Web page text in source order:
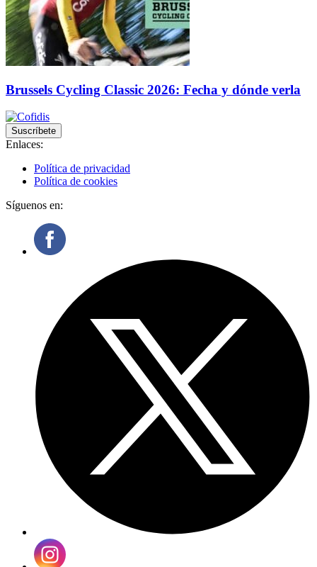
Brussels Cycling Classic 2026: Fecha y dónde verla
Suscríbete
Enlaces:
Política de privacidad
Política de cookies
Síguenos en: